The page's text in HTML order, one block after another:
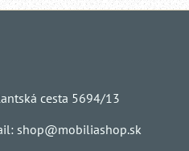
cesta 5694/13
shop@mobiliashop.sk